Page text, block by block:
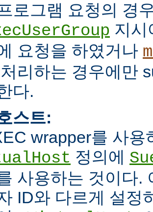
로그램 요청의 경
지시
요청을 하였거나
리하는 경우에만
다.
스트:
wrapper를 사용
정의에
사용하는 것이다.
ID와 다르게 설정